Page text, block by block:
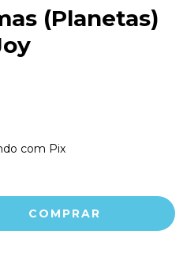
(Planetas)
com Pix